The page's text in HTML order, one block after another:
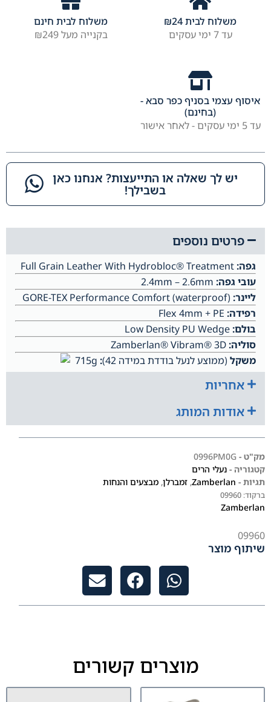
פרטים נוספים
גפה:
עובי גפה:
ליינר:
רפידה:
בולם:
סוליה:
משקל (ממוצע לנעל בודדת במידה 42) :
אחריות
אודות המותג
מק"ט - 0996PM0G
קטגוריה - נעלי הרים
תגיות - Zamberlan
, זמברלן, מבצעים והנחות
ברקוד: 09960
Zamberlan
09960
שיתוף מוצר
משלוח לבית ₪24
עד 7 ימי עסקים
משלוח לבית חינם
בקנייה מעל ₪249
איסוף עצמי בסניף כפר סבא -
(בחינם)
עד 5 ימי עסקים - לאחר אישור
יש לך שאלה או התייעצות? אנחנו כאן
בשבילך!​
מוצרים קשורים